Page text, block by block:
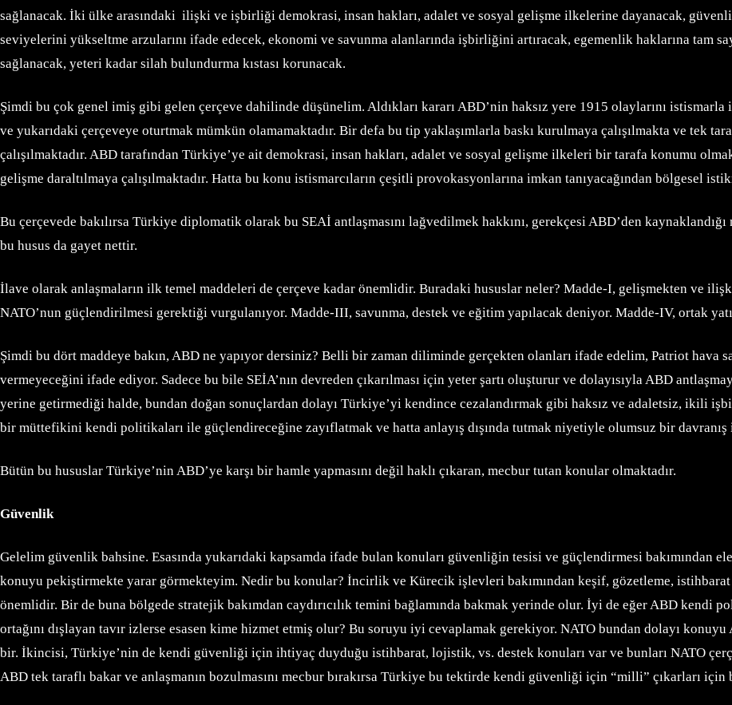
sağlanacak. İki ülke arasındaki ilişki ve işbirliği demokrasi, insan hakları, adalet ve sosyal gelişme ilkelerine dayanacak, güvenlik
seviyelerini yükseltme arzularını ifade edecek, ekonomi ve savunma alanlarında işbirliğini artıracak, egemenlik haklarına tam
sağlanacak, yeteri kadar silah bulundurma kıstası korunacak.
Şimdi bu çok genel imiş gibi gelen çerçeve dahilinde düşünelim. Aldıkları kararı ABD’nin haksız yere 1915 olaylarını
ve yukarıdaki çerçeveye oturtmak mümkün olamamaktadır. Bir defa bu tip yaklaşımlarla baskı kurulmaya çalışılmakta ve tek
çalışılmaktadır. ABD tarafından Türkiye’ye ait demokrasi, insan hakları, adalet ve sosyal gelişme ilkeleri bir tarafa konumu
gelişme daraltılmaya çalışılmaktadır. Hatta bu konu istismarcıların çeşitli provokasyonlarına imkan tanıyacağından bölgesel
Bu çerçevede bakılırsa Türkiye diplomatik olarak bu SEAİ antlaşmasını lağvedilmek hakkını, gerekçesi ABD’den
bu husus da gayet nettir.
İlave olarak anlaşmaların ilk temel maddeleri de çerçeve kadar önemlidir. Buradaki hususlar neler? Madde-I, gelişmekten ve
NATO’nun güçlendirilmesi gerektiği vurgulanıyor. Madde-III, savunma, destek ve eğitim yapılacak deniyor. Madde-IV, ortak
Şimdi bu dört maddeye bakın, ABD ne yapıyor dersiniz? Belli bir zaman diliminde gerçekten olanları ifade edelim, Patriot hava
vermeyeceğini ifade ediyor. Sadece bu bile SEİA’nın devreden çıkarılması için yeter şartı oluşturur ve dolayısıyla ABD
yerine getirmediği halde, bundan doğan sonuçlardan dolayı Türkiye’yi kendince cezalandırmak gibi haksız ve adaletsiz, ikili
bir müttefikini kendi politikaları ile güçlendireceğine zayıflatmak ve hatta anlayış dışında tutmak niyetiyle olumsuz bir
Bütün bu hususlar Türkiye’nin ABD’ye karşı bir hamle yapmasını değil haklı çıkaran, mecbur tutan konular olmaktadır.
Güvenlik
Gelelim güvenlik bahsine. Esasında yukarıdaki kapsamda ifade bulan konuları güvenliğin tesisi ve güçlendirmesi bakımından
konuyu pekiştirmekte yarar görmekteyim. Nedir bu konular? İncirlik ve Kürecik işlevleri bakımından keşif, gözetleme,
önemlidir. Bir de buna bölgede stratejik bakımdan caydırıcılık temini bağlamında bakmak yerinde olur. İyi de eğer ABD
ortağını dışlayan tavır izlerse esasen kime hizmet etmiş olur? Bu soruyu iyi cevaplamak gerekiyor. NATO bundan dolayı
bir. İkincisi, Türkiye’nin de kendi güvenliği için ihtiyaç duyduğu istihbarat, lojistik, vs. destek konuları var ve bunları NATO
ABD tek taraflı bakar ve anlaşmanın bozulmasını mecbur bırakırsa Türkiye bu tektirde kendi güvenliği için “milli” çıkarları